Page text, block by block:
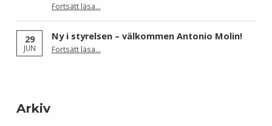
Fortsätt läsa“Wikimedia Sverige och Wikimedia Brasil får Sida-finansiering för att stärka civilsamhället kring fri kunskap”
…
29
JUN
Ny i styrelsen – välkommen Antonio Molin!
Fortsätt läsa“Ny i styrelsen – välkommen Antonio Molin!”
…
Arkiv